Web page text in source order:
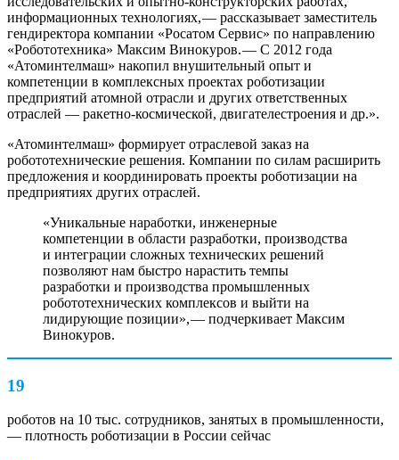
информационных технологиях, — ​рассказывает заместитель
гендиректора компании «Росатом Сервис» по направлению
«Робототехника» Максим Винокуров. — ​С 2012 года
«Атоминтелмаш» накопил внушительный опыт и
компетенции в комплексных проектах роботизации
предприятий атомной отрасли и других ответственных
отраслей — ​ракетно-космической, двигателестроения и др.».
«Атоминтелмаш» формирует отраслевой заказ на
робототехнические решения. Компании по силам расширить
предложения и координировать проекты роботизации на
предприятиях других отраслей.
«Уникальные наработки, инженерные
компетенции в области разработки, производства
и интеграции сложных технических решений
позволяют нам быстро нарастить темпы
разработки и производства промышленных
робототехнических комплексов и выйти на
лидирующие позиции», — ​подчеркивает Максим
Винокуров.
19
роботов на 10 тыс. сотрудников, занятых в промышленности,
— ​плотность роботизации в России сейчас